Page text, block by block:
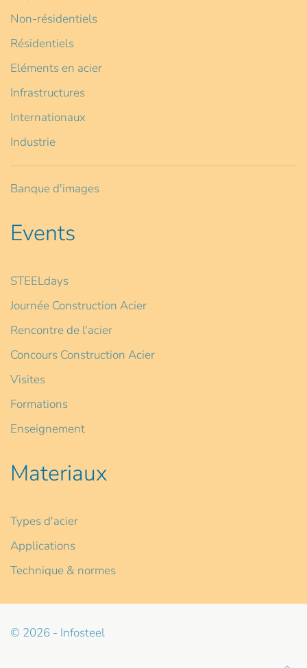
Non-résidentiels
Résidentiels
Eléments en acier
Infrastructures
Internationaux
Industrie
Banque d'images
Events
STEELdays
Journée Construction Acier
Rencontre de l'acier
Concours Construction Acier
Visites
Formations
Enseignement
Materiaux
Types d'acier
Applications
Technique & normes
© 2026 - Infosteel